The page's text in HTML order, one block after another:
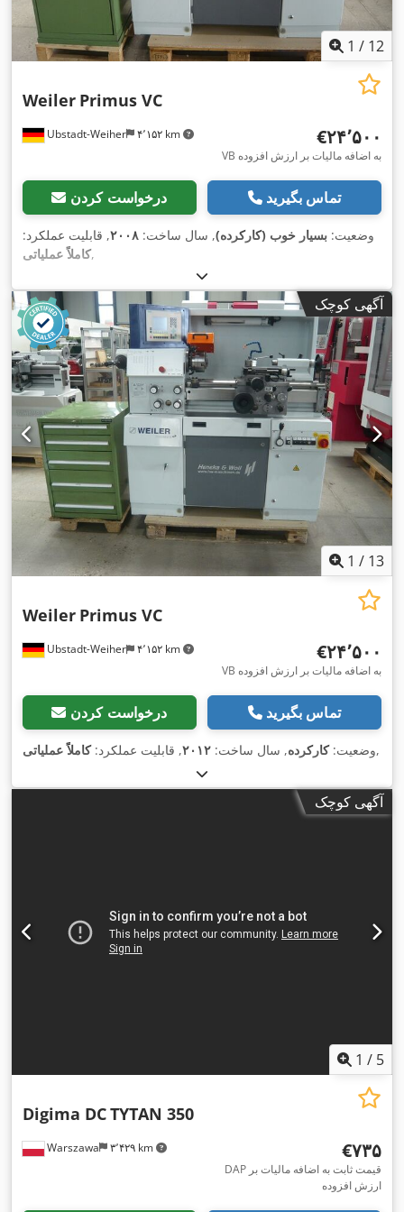
1 / 12
Ubstadt-Weiher ۴٬۱۵۲ km
Weiler Primus VC
‎€۲۴٬۵۰۰
VB به اضافه مالیات بر ارزش افزوده
درخواست کردن تماس بگیرید
وضعیت: بسیار خوب (کارکرده), سال ساخت: ۲۰۰۸, قابلیت عملکرد:
کاملاً عملیاتی,
آگهی کوچک
1 / 13
Ubstadt-Weiher ۴٬۱۵۲ km
Weiler Primus VC
‎€۲۴٬۵۰۰
VB به اضافه مالیات بر ارزش افزوده
درخواست کردن تماس بگیرید
وضعیت:کارکرده, سال ساخت: ۲۰۱۲, قابلیت عملکرد:کاملاً عملیاتی ,
آگهی کوچک
1 / 5
Warszawa ۳٬۴۲۹ km
Digima DCTYTAN 350
‎€۷۳۵
DAP قیمت ثابت به اضافه مالیات بر
ارزش افزوده